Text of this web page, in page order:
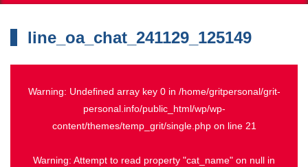
line_oa_chat_241129_125149
Warning: Undefined array key 0 in /home/gritpersonal/grit-
personal.info/public_html/wp/wp-
content/themes/temp_grit/single.phpon line 21
Warning: Attempt to read property "cat_name" on null in